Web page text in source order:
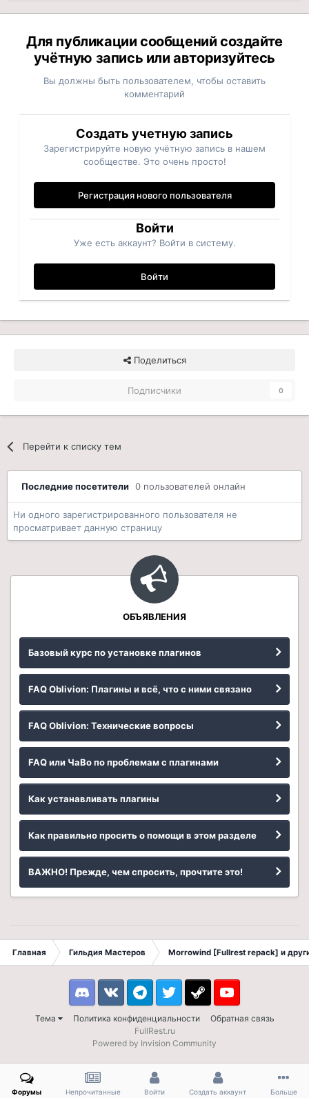
Для публикации сообщений создайте
учётную запись или авторизуйтесь
Вы должны быть пользователем, чтобы оставить
комментарий
Создать учетную запись
Зарегистрируйте новую учётную запись в нашем
сообществе. Это очень просто!
Регистрация нового пользователя
Войти
Уже есть аккаунт? Войти в систему.
Войти
Поделиться
Подписчики 0
Перейти к списку тем
Последние посетители 0 пользователей онлайн
Ни одного зарегистрированного пользователя не
просматривает данную страницу
ОБЪЯВЛЕНИЯ
Базовый курс по установке плагинов
FAQ Oblivion: Плагины и всё, что с ними связано
FAQ Oblivion: Технические вопросы
FAQ или ЧаВо по проблемам с плагинами
Как устанавливать плагины
Как правильно просить о помощи в этом разделе
ВАЖНО! Прежде, чем спросить, прочтите это!
Главная Гильдия Мастеров Morrowind [Fullrest repack] и
Тема Политика конфиденциальности Обратная связь
DiscordVK TelegramTwitter Steam Youtube
FullRest.ru
Powered by Invision Community
Форумы Непрочитанные Войти Создать аккаунт Больше